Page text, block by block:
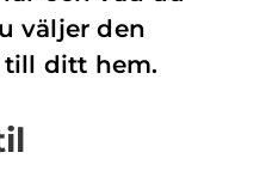
väljer den
ditt hem.